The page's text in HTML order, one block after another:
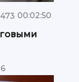
00:02:50